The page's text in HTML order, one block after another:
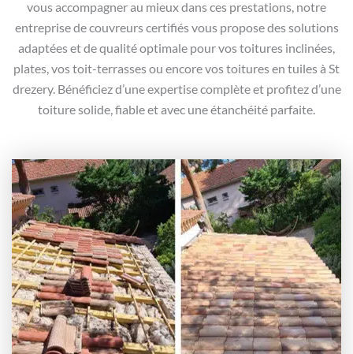
vous accompagner au mieux dans ces prestations, notre
entreprise de couvreurs certifiés vous propose des solutions
adaptées et de qualité optimale pour vos toitures inclinées,
plates, vos toit-terrasses ou encore vos toitures en tuiles à St
drezery. Bénéficiez d’une expertise complète et profitez d’une
toiture solide, fiable et avec une étanchéité parfaite.